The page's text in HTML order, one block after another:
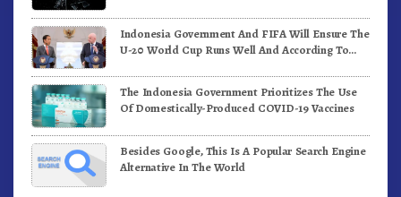
Indonesia Government And FIFA Will Ensure The
U-20 World Cup Runs Well And According To
The Indonesia Government Prioritizes The Use
Of Domestically-Produced COVID-19 Vaccines
Besides Google, This Is A Popular Search Engine
Alternative In The World